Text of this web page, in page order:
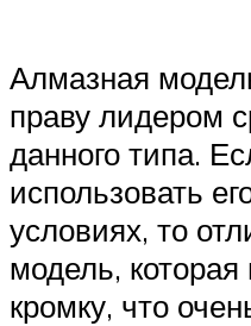
Алмазная
праву лидером
данного типа.
использовать
условиях, то
модель,
кромку, что